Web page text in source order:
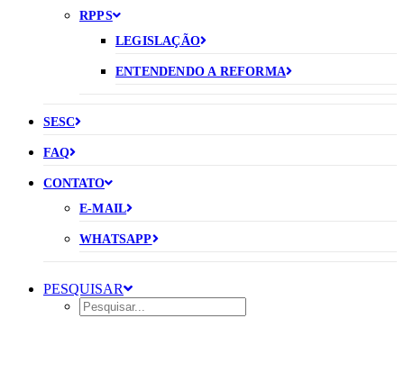
RPPS
LEGISLAÇÃO
ENTENDENDO A REFORMA
SESC
FAQ
CONTATO
E-MAIL
WHATSAPP
PESQUISAR